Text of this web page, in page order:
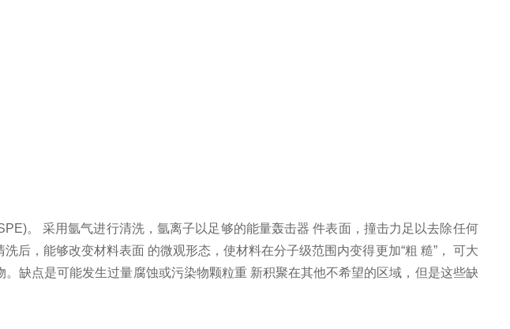
。 采用氩气进行清洗，氩离子以足够的能量轰击器 件表面，撞击力足以去除任何
后，能够改变材料表面 的微观形态，使材料在分子级范围内变得更加“粗 糙”， 可大
缺点是可能发生过量腐蚀或污染物颗粒重 新积聚在其他不希望的区域，但是这些缺